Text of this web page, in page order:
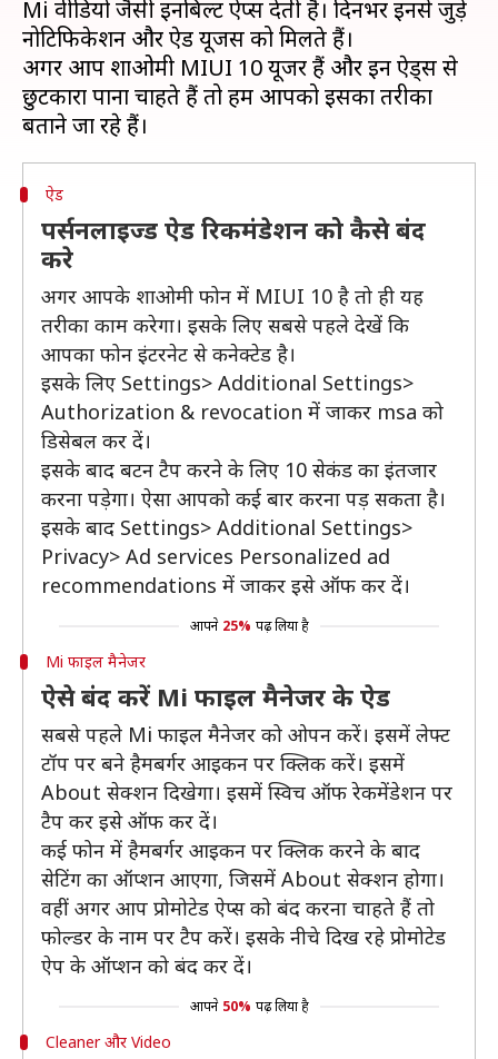
Mi वीडियो जैसी इनबिल्ट ऐप्स देती है। दिनभर इनसे जुड़े
नोटिफिकेशन और ऐड यूजर्स को मिलते हैं।
अगर आप शाओमी MIUI 10 यूजर हैं और इन ऐड्स से
छुटकारा पाना चाहते हैं तो हम आपको इसका तरीका
ऐड
पर्सनलाइज्ड ऐड रिकमंडेशन को कैसे बंद
करे
अगर आपके शाओमी फोन में MIUI 10 है तो ही यह
तरीका काम करेगा। इसके लिए सबसे पहले देखें कि
आपका फोन इंटरनेट से कनेक्टेड है।
इसके लिए Settings> Additional Settings>
Authorization & revocation में जाकर msa को
डिसेबल कर दें।
इसके बाद बटन टैप करने के लिए 10 सेकंड का इंतजार
करना पड़ेगा। ऐसा आपको कई बार करना पड़ सकता है।
इसके बाद Settings> Additional Settings>
Privacy> Ad services Personalized ad
recommendations में जाकर इसे ऑफ कर दें।
आपने 25% पढ़ लिया है
Mi फाइल मैनेजर
ऐसे बंद करें Mi फाइल मैनेजर के ऐड
सबसे पहले Mi फाइल मैनेजर को ओपन करें। इसमें लेफ्ट
टॉप पर बने हैमबर्गर आइकन पर क्लिक करें। इसमें
About सेक्शन दिखेगा। इसमें स्विच ऑफ रेकमेंडेशन पर
टैप कर इसे ऑफ कर दें।
कई फोन में हैमबर्गर आइकन पर क्लिक करने के बाद
सेटिंग का ऑप्शन आएगा, जिसमें About सेक्शन होगा।
वहीं अगर आप प्रोमोटेड ऐप्स को बंद करना चाहते हैं तो
फोल्डर के नाम पर टैप करें। इसके नीचे दिख रहे प्रोमोटेड
ऐप के ऑप्शन को बंद कर दें।
आपने 50% पढ़ लिया है
Cleaner और Video